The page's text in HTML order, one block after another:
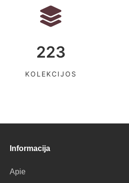
223
KOLEKCIJOS
Informacija
Apie